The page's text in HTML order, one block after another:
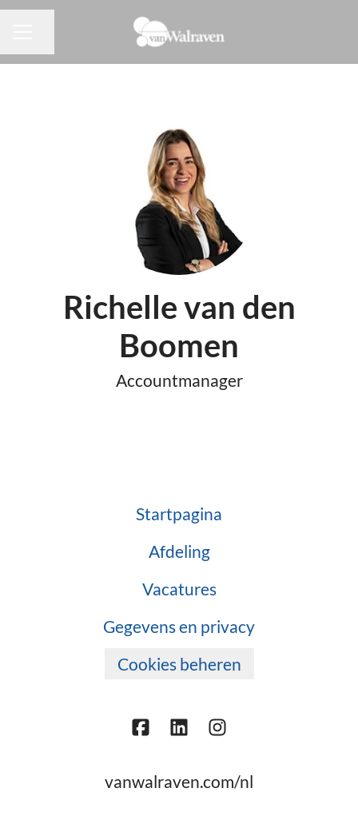
Richelle van den
Boomen
Accountmanager
Startpagina
Afdeling
Vacatures
Gegevens en privacy
Cookies beheren
vanwalraven.com/nl